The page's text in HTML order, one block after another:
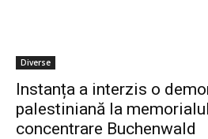
Diverse
Instanța a interzis o
palestiniană la
concentrare Buchenwald